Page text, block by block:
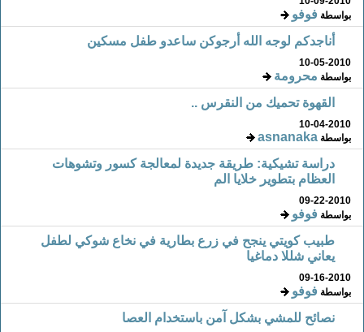
بواسطةفوفو
أناجدكم لوجه الله أرجوكن ساعدو طفل مسكين
10-05-2010
بواسطةمحرومة
القهوة تحميك من النقرس ..
10-04-2010
بواسطةasnanaka
دراسة تشيكية: طريقة جديدة لمعالجة كسور وتشوهات
العظام بتطوير خلايا الم
09-22-2010
بواسطةفوفو
طبيب كويتي ينجح في زرع بطارية في نخاع شوكي لطفل
يعاني شللا دماغيا
09-16-2010
بواسطةفوفو
نصائح للمشي بشكل آمن باستخدام العصا